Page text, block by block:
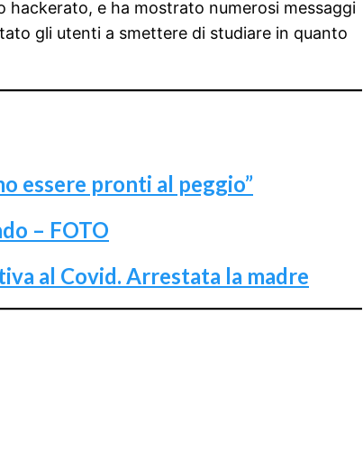
hackerato, e ha mostrato numerosi messaggi
gli utenti a smettere di studiare in quanto
essere pronti al peggio”
– FOTO
al Covid. Arrestata la madre